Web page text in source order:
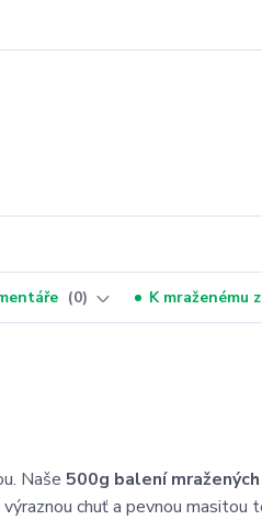
0 K mraženému
Naše 500g balení
chuť a pevnou masitou